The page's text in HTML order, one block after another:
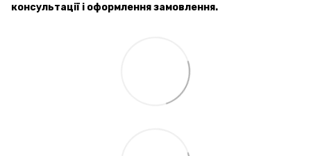
консультації і оформлення замовлення.